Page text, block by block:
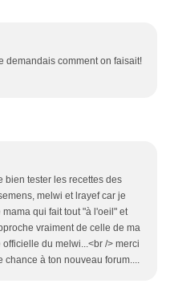
demandais comment on faisait!
bien tester les recettes des
melwi et lrayef car je
qui fait tout "à l'oeil" et
vraiment de celle de ma
du melwi...<br /> merci
chance à ton nouveau forum....